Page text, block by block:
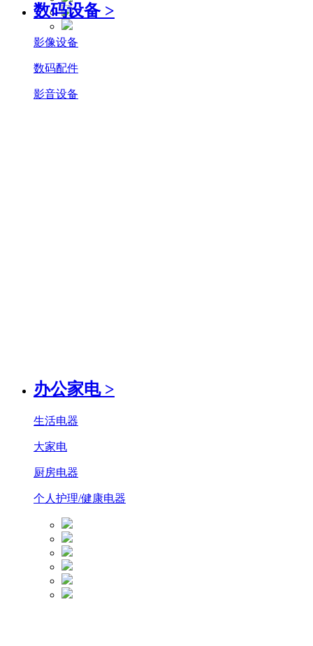
数码设备 >
影像设备
数码配件
影音设备
办公家电 >
生活电器
大家电
厨房电器
个人护理/健康电器